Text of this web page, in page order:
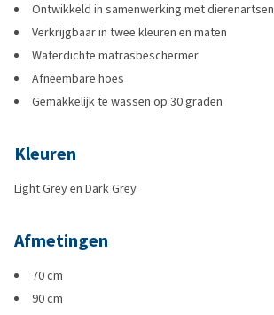
Ontwikkeld in samenwerking met dierenartsen
Verkrijgbaar in twee kleuren en maten
Waterdichte matrasbeschermer
Afneembare hoes
Gemakkelijk te wassen op 30 graden
Kleuren
Light Grey en Dark Grey
Afmetingen
70 cm
90 cm